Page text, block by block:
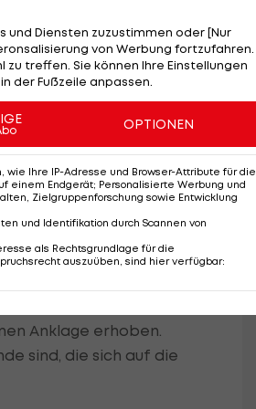
worden.
ihrer Ankunft in dem
illegal gewesen
an der Eröffnung
für Ronaldinhos
32 Tage -
sein Bruder gegen
in den Hausarrest
einer Verurteilung
Anklage erhoben.
sind, die sich auf die
und Diensten zuzustimmen oder [Nur
von Werbung fortzufahren.
treffen. Sie können Ihre Einstellungen
der Fußzeile anpassen.
OPTIONEN
Ihre IP-Adresse und Browser-Attribute für die
einem Endgerät; Personalisierte Werbung und
Zielgruppenforschung sowie Entwicklung
und Identifikation durch Scannen von
als Rechtsgrundlage für die
auszuüben, sind hier verfügbar: